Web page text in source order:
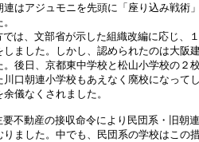
はアジュモニを先頭に「座り込み戦術
は、文部省が示した組織改編に応じ、
ました。しかし、認められたのは大阪
後日、京都東中学校と松山小学校の２
口朝連小学校もあえなく廃校になって
儀なくされました。
不動産の接収命令により民団系・旧朝
ました。中でも、民団系の学校はこの